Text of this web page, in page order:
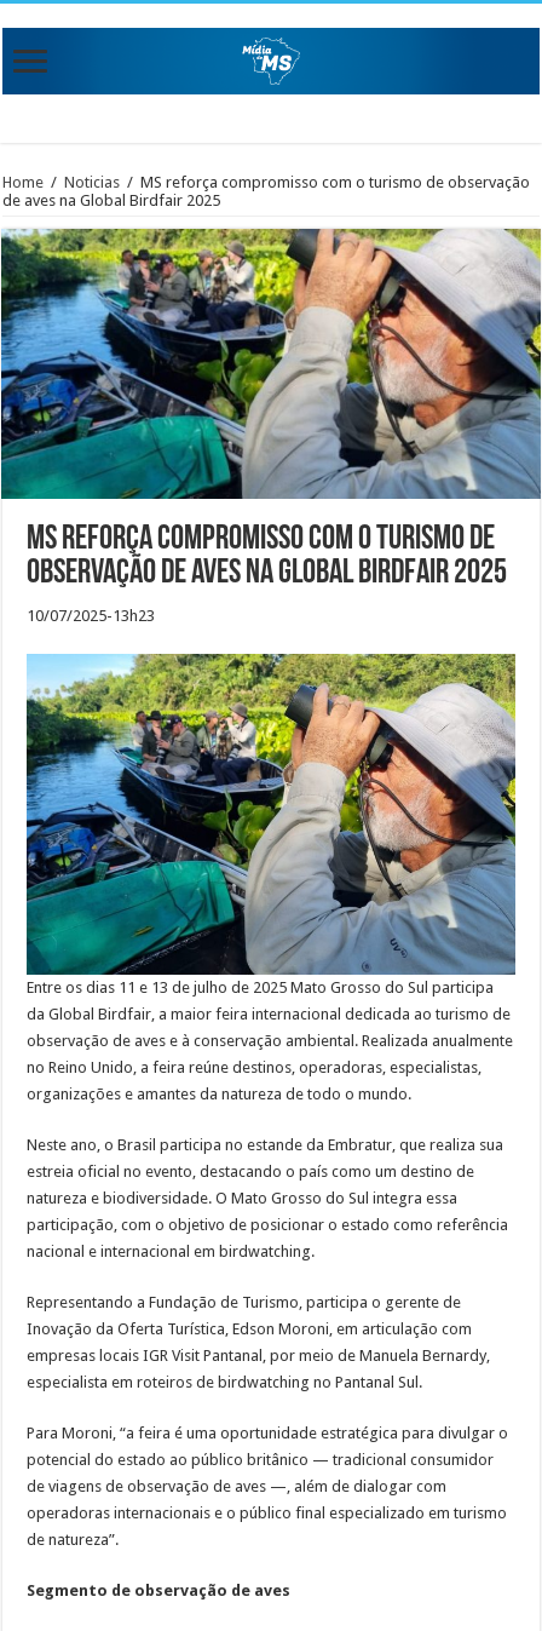
Home / Noticias / MS reforça compromisso com o turismo de observação
de aves na Global Birdfair 2025
MS reforça compromisso com o turismo de
observação de aves na Global Birdfair 2025
10/07/2025-13h23
Entre os dias 11 e 13 de julho de 2025 Mato Grosso do Sul participa
da Global Birdfair, a maior feira internacional dedicada ao turismo de
observação de aves e à conservação ambiental. Realizada anualmente
no Reino Unido, a feira reúne destinos, operadoras, especialistas,
organizações e amantes da natureza de todo o mundo.
Neste ano, o Brasil participa no estande da Embratur, que realiza sua
estreia oficial no evento, destacando o país como um destino de
natureza e biodiversidade. O Mato Grosso do Sul integra essa
participação, com o objetivo de posicionar o estado como referência
nacional e internacional em birdwatching.
Representando a Fundação de Turismo, participa o gerente de
Inovação da Oferta Turística, Edson Moroni, em articulação com
empresas locais IGR Visit Pantanal, por meio de Manuela Bernardy,
especialista em roteiros de birdwatching no Pantanal Sul.
Para Moroni, “a feira é uma oportunidade estratégica para divulgar o
potencial do estado ao público britânico — tradicional consumidor
de viagens de observação de aves —, além de dialogar com
operadoras internacionais e o público final especializado em turismo
de natureza”.
Segmento de observação de aves